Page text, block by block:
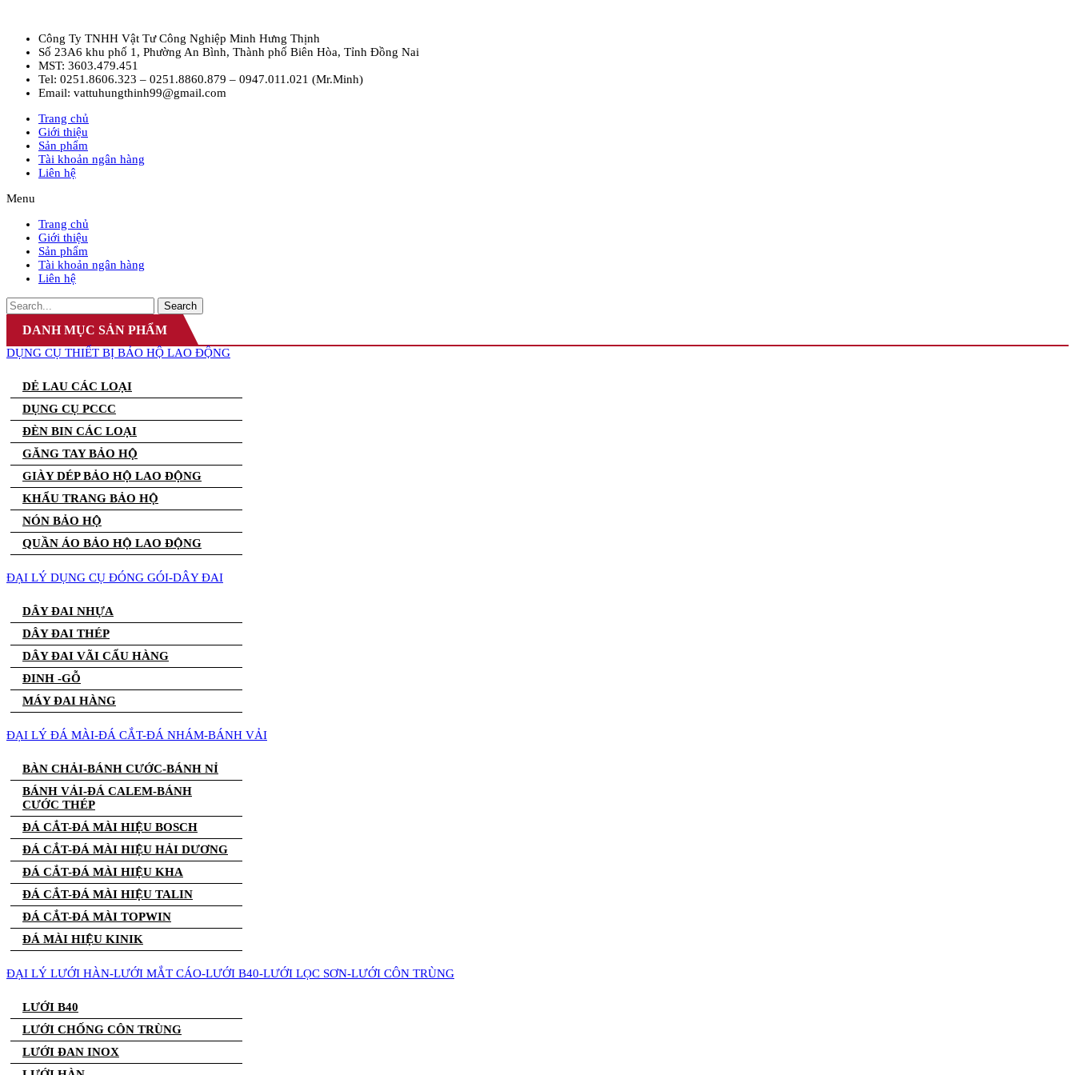
Công Ty TNHH Vật Tư Công Nghiệp Minh Hưng Thịnh
Số 23A6 khu phố 1, Phường An Bình, Thành phố Biên Hòa, Tỉnh Đồng Nai
MST: 3603.479.451
Tel: 0251.8606.323 – 0251.8860.879 – 0947.011.021 (Mr.Minh)
Email: vattuhungthinh99@gmail.com
Trang chủ
Giới thiệu
Sản phẩm
Tài khoản ngân hàng
Liên hệ
Menu
Trang chủ
Giới thiệu
Sản phẩm
Tài khoản ngân hàng
Liên hệ
Search
DANH MỤC SẢN PHẨM
DỤNG CỤ THIẾT BỊ BẢO HỘ LAO ĐỘNG
DẺ LAU CÁC LOẠI
DỤNG CỤ PCCC
ĐÈN BIN CÁC LOẠI
GĂNG TAY BẢO HỘ
GIÀY DÉP BẢO HỘ LAO ĐỘNG
KHẨU TRANG BẢO HỘ
NÓN BẢO HỘ
QUẦN ÁO BẢO HỘ LAO ĐỘNG
ĐẠI LÝ DỤNG CỤ ĐÓNG GÓI-DÂY ĐAI
DÂY ĐAI NHỰA
DÂY ĐAI THÉP
DÂY ĐAI VÃI CẨU HÀNG
ĐINH -GỖ
MÁY ĐAI HÀNG
ĐẠI LÝ ĐÁ MÀI-ĐÁ CẮT-ĐÁ NHÁM-BÁNH VẢI
BÀN CHẢI-BÁNH CƯỚC-BÁNH NỈ
BÁNH VẢI-ĐÁ CALEM-BÁNH
CƯỚC THÉP
ĐÁ CẮT-ĐÁ MÀI HIỆU BOSCH
ĐÁ CẮT-ĐÁ MÀI HIỆU HẢI DƯƠNG
ĐÁ CẮT-ĐÁ MÀI HIỆU KHA
ĐÁ CẮT-ĐÁ MÀI HIỆU TALIN
ĐÁ CẮT-ĐÁ MÀI TOPWIN
ĐÁ MÀI HIỆU KINIK
ĐẠI LÝ LƯỚI HÀN-LƯỚI MẮT CÁO-LƯỚI B40-LƯỚI LỌC SƠN-LƯỚI CÔN TRÙNG
LƯỚI B40
LƯỚI CHỐNG CÔN TRÙNG
LƯỚI ĐAN INOX